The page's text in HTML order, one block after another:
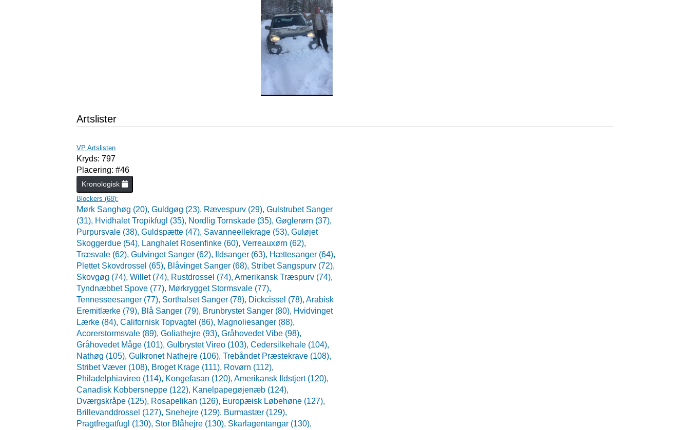
Artslister
VP Artslisten
Kryds: 797
Placering: #46
Kronologisk
Blockers (68):
Mørk Sanghøg (20),Guldgøg (23), Rævespurv (29),Gulstrubet Sanger
(31), Hvidhalet Tropikfugl (35), Nordlig Tornskade (35),Gøglerørn (37),
Purpursvale (38),Guldspætte (47), Savanneellekrage (53),Guløjet
Skoggerdue (54), Langhalet Rosenfinke (60),Verreauxørn (62),
Træsvale (62),Gulvinget Sanger (62), Ildsanger (63), Hættesanger (64),
Plettet Skovdrossel (65), Blåvinget Sanger (68), Stribet Sangspurv (72),
Skovgøg (74),Willet (74), Rustdrossel (74),Amerikansk Træspurv (74),
Tyndnæbbet Spove (77), Mørkrygget Stormsvale (77),
Tennesseesanger (77), Sorthalset Sanger (78), Dickcissel (78),Arabisk
Eremitlærke (79), Blå Sanger (79), Brunbrystet Sanger (80), Hvidvinget
Lærke (84),Californisk Topvagtel (86), Magnoliesanger (88),
Acorerstormsvale (89),Goliathejre (93),Gråhovedet Vibe (98),
Gråhovedet Måge (101),Gulbrystet Vireo (103),Cedersilkehale (104),
Nathøg (105),Gulkronet Nathejre (106),Trebåndet Præstekrave (108),
Stribet Væver (108), Broget Krage (111), Rovørn (112),
Philadelphiavireo (114), Kongefasan (120),Amerikansk Ildstjert (120),
Canadisk Kobbersneppe (122), Kanelpapegøjenæb (124),
Dværgskråpe (125), Rosapelikan (126), Europæisk Løbehøne (127),
Brillevanddrossel (127), Snehejre (129), Burmastær (129),
Pragtfregatfugl (130), Stor Blåhejre (130), Skarlagentangar (130),